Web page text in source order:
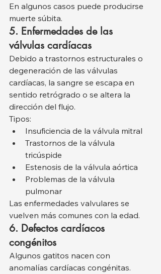
En algunos casos puede producirse
muerte súbita.
5. Enfermedades de las
válvulas cardíacas
Debido a trastornos estructurales o
degeneración de las válvulas
cardíacas, la sangre se escapa en
sentido retrógrado o se altera la
dirección del flujo.
Tipos:
Insuficiencia de la válvula mitral
Trastornos de la válvula
tricúspide
Estenosis de la válvula aórtica
Problemas de la válvula
pulmonar
Las enfermedades valvulares se
vuelven más comunes con la edad.
6. Defectos cardíacos
congénitos
Algunos gatitos nacen con
anomalías cardíacas congénitas.